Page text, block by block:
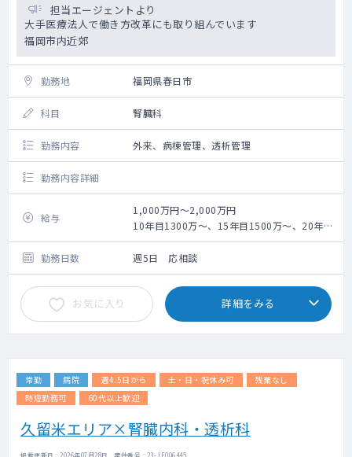
担当エージェントより
大手医療法人で働き方改革にも取り組んでいます
福岡市内近郊
勤務地 福岡県春日市
科目 腎臓科
勤務内容 外来、病棟管理、透析管理
勤務内容詳細
給与
1,000万円～2,000万円
10年目1300万～、15年目1500万～、20年目
1600万～（週5日勤務当直・オンコール有の
場合）
※ご経験年数、実績等により変動
勤務日数 週5日 応相談
お気に入り 詳細をみる
常勤 病院 週4.5日から 土・日・祝休み可
残業なし
時短勤務可
60代以上歓迎
久留米エリア×腎臓内科・透析科
掲載更新日 : 2026年07月28日 案件番号 : 23-JF006445